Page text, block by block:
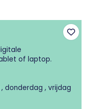
of laptop.
donderdag , vrijdag